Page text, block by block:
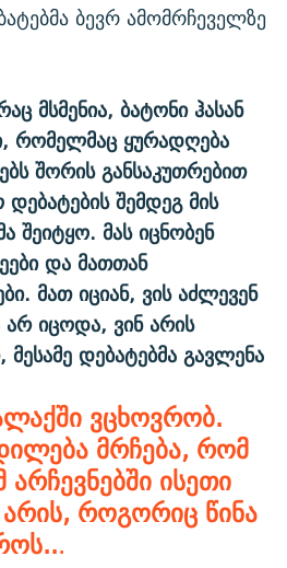
ბევრ ამომრჩეველზე
მსმენია, ბატონი ჰასან
რომელმაც ყურადღება
შორის განსაკუთრებით
შემდეგ მის
შეიტყო. მას იცნობენ
და მათთან
მათ იციან, ვის აძლევენ
არ იცოდა, ვინ არის
დებატებმა გავლენა
ვცხოვრობ.
მრჩება, რომ
ისეთი
როგორიც წინა
.